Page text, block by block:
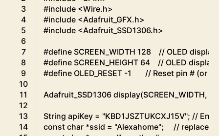
3
4
5
6
7
8
9
10
11
12
13
14
#include <Wire.h>
#include <Adafruit_GFX.h>
#include <Adafruit_SSD1306.h>
#define SCREEN_WIDTH 128    // OLED
#define SCREEN_HEIGHT 64    // OLED
#define OLED_RESET -1       // Reset pin #
Adafruit SSD1306 display(SCREEN_WIDTH,
String apiKey = "KBD1JSZTUKCXJ15V"; //
const char *ssid = "Alexahome";
// replace